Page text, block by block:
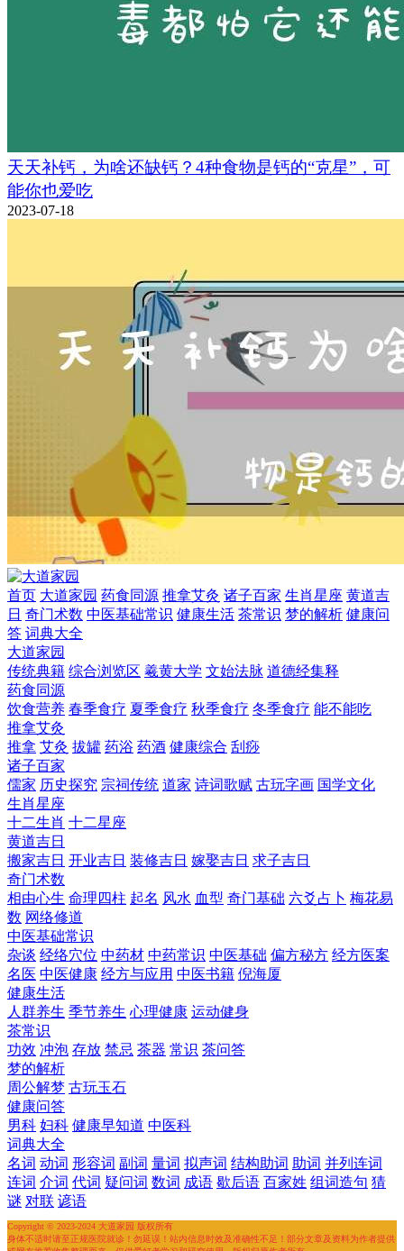
天天补钙，为啥还缺钙？4种食物是钙的“克星”，可
能你也爱吃
2023-07-18
首页 大道家园 药食同源 推拿艾灸 诸子百家 生肖星座 黄道吉
日 奇门术数 中医基础常识 健康生活 茶常识 梦的解析 健康问
答 词典大全
大道家园
传统典籍 综合浏览区 羲黄大学 文始法脉 道德经集释
药食同源
饮食营养 春季食疗 夏季食疗 秋季食疗 冬季食疗 能不能吃
推拿艾灸
推拿 艾灸 拔罐 药浴 药酒 健康综合 刮痧
诸子百家
儒家 历史探究 宗祠传统 道家 诗词歌赋 古玩字画 国学文化
生肖星座
十二生肖 十二星座
黄道吉日
搬家吉日 开业吉日 装修吉日 嫁娶吉日 求子吉日
奇门术数
相由心生 命理四柱 起名 风水 血型 奇门基础 六爻占卜 梅花易
数 网络修道
中医基础常识
杂谈 经络穴位 中药材 中药常识 中医基础 偏方秘方 经方医案
名医 中医健康 经方与应用 中医书籍 倪海厦
健康生活
人群养生 季节养生 心理健康 运动健身
茶常识
功效 冲泡 存放 禁忌 茶器 常识 茶问答
梦的解析
周公解梦 古玩玉石
健康问答
男科 妇科 健康早知道 中医科
词典大全
名词 动词 形容词 副词 量词 拟声词 结构助词 助词 并列连词
连词 介词 代词 疑问词 数词 成语 歇后语 百家姓 组词造句 猜
谜 对联 谚语
Copyright © 2023-2024 大道家园 版权所有
身体不适时请至正规医院就诊！勿延误！站内信息时效及准确性不足！部分文章及资料为作者提供